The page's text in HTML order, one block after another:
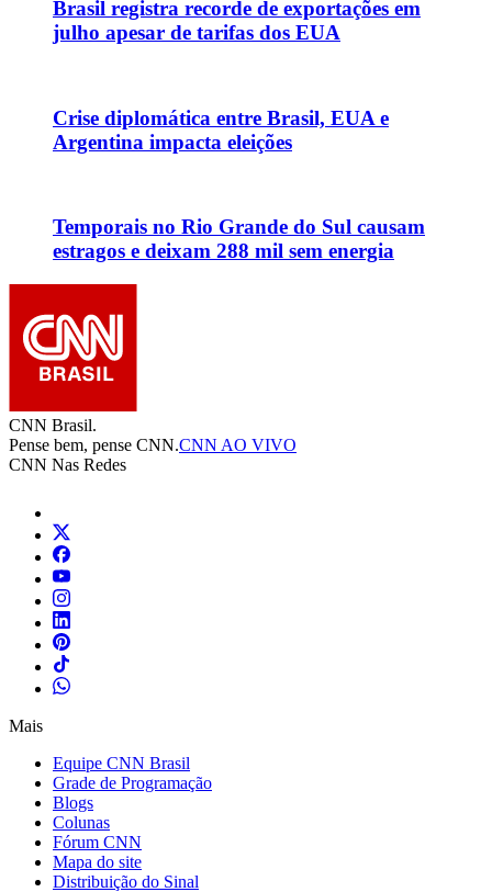
Brasil registra recorde de exportações em
julho apesar de tarifas dos EUA
Crise diplomática entre Brasil, EUA e
Argentina impacta eleições
Temporais no Rio Grande do Sul causam
estragos e deixam 288 mil sem energia
CNN Brasil.
Pense bem, pense CNN.CNN AO VIVO
CNN Nas Redes
Mais
Equipe CNN Brasil
Grade de Programação
Blogs
Colunas
Fórum CNN
Mapa do site
Distribuição do Sinal